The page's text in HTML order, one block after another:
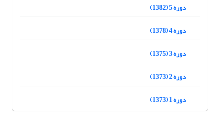
دوره 5 (1382)
دوره 4 (1378)
دوره 3 (1375)
دوره 2 (1373)
دوره 1 (1373)